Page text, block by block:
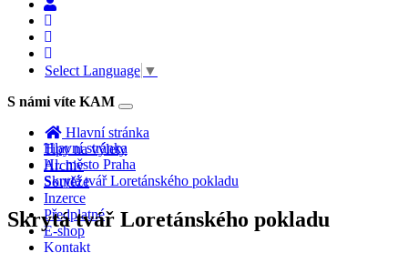
Select Language ▼
S námi víte KAM
Toggle
navigation
Hlavní stránka
Tipy na výlety
Archiv
Soutěže
Inzerce
Předplatné
E-shop
Kontakt
Hlavní stránka
Hl. město Praha
Skrytá tvář Loretánského pokladu
Skrytá tvář Loretánského pokladu